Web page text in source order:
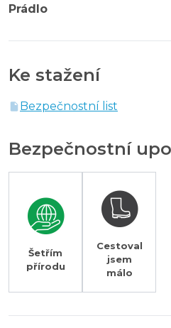
Prádlo
Ke stažení
Bezpečnostní list
Bezpečnostní
Šetřím
přírodu
Cestoval
jsem
málo